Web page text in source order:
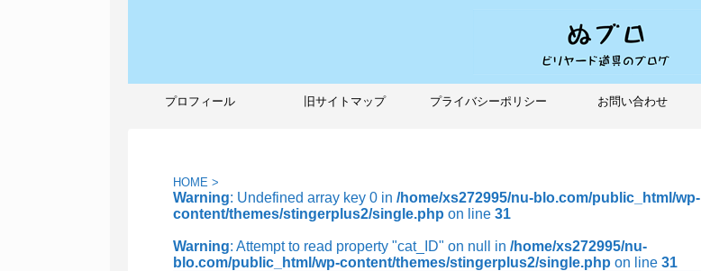
プロフィール 旧サイトマップ プライバシーポリシー お問い合わせ
HOME >
Warning: Undefined array key 0 in /home/xs272995/nu-blo.com/public_html/wp-
content/themes/stingerplus2/single.php on line 31
Warning: Attempt to read property "cat_ID" on null in /home/xs272995/nu-
blo.com/public_html/wp-content/themes/stingerplus2/single.php on line 31